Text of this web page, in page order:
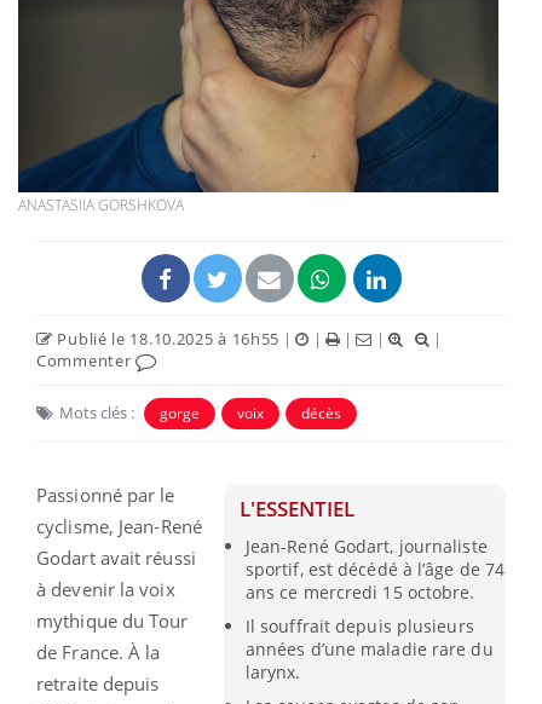
ANASTASIIA GORSHKOVA
Publié le 18.10.2025 à 16h55 | | | |
|
Commenter
Mots clés : gorge voix décès
L'ESSENTIEL
Jean-René Godart, journaliste
sportif, est décédé à l’âge de 74
ans ce mercredi 15 octobre.
Il souffrait depuis plusieurs
années d’une maladie rare du
larynx.
Passionné par le
cyclisme, Jean-René
Godart avait réussi
à devenir la voix
mythique du Tour
de France. À la
retraite depuis